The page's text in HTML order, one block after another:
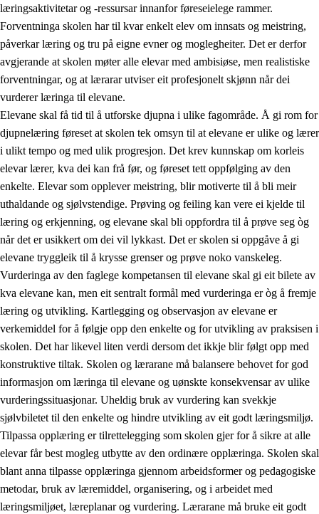
3.1 Eit inkluderande læringsmiljø
3.2 Undervisning og tilpassa opplæring
3.3 Samarbeid mellom heim og skole
3.4 Opplæring i lærebedrift og arbeidsliv
3.5 Profesjonsfellesskap og skoleutvikling
læringsaktivitetar og -ressursar innanfor føreseielege rammer.
Forventninga skolen har til kvar enkelt elev om innsats og meistring,
påverkar læring og tru på eigne evner og moglegheiter. Det er derfor
avgjerande at skolen møter alle elevar med ambisiøse, men realistiske
forventningar, og at lærarar utviser eit profesjonelt skjønn når dei
vurderer læringa til elevane.
Elevane skal få tid til å utforske djupna i ulike fagområde. Å gi rom for
djupnelæring føreset at skolen tek omsyn til at elevane er ulike og lærer
i ulikt tempo og med ulik progresjon. Det krev kunnskap om korleis
elevar lærer, kva dei kan frå før, og føreset tett oppfølging av den
enkelte. Elevar som opplever meistring, blir motiverte til å bli meir
uthaldande og sjølvstendige. Prøving og feiling kan vere ei kjelde til
læring og erkjenning, og elevane skal bli oppfordra til å prøve seg òg
når det er usikkert om dei vil lykkast. Det er skolen si oppgåve å gi
elevane tryggleik til å krysse grenser og prøve noko vanskeleg.
Vurderinga av den faglege kompetansen til elevane skal gi eit bilete av
kva elevane kan, men eit sentralt formål med vurderinga er òg å fremje
læring og utvikling. Kartlegging og observasjon av elevane er
verkemiddel for å følgje opp den enkelte og for utvikling av praksisen i
skolen. Det har likevel liten verdi dersom det ikkje blir følgt opp med
konstruktive tiltak. Skolen og lærarane må balansere behovet for god
informasjon om læringa til elevane og uønskte konsekvensar av ulike
vurderingssituasjonar. Uheldig bruk av vurdering kan svekkje
sjølvbiletet til den enkelte og hindre utvikling av eit godt læringsmiljø.
Tilpassa opplæring er tilrettelegging som skolen gjer for å sikre at alle
elevar får best mogleg utbytte av den ordinære opplæringa. Skolen skal
blant anna tilpasse opplæringa gjennom arbeidsformer og pedagogiske
metodar, bruk av læremiddel, organisering, og i arbeidet med
læringsmiljøet, læreplanar og vurdering. Lærarane må bruke eit godt